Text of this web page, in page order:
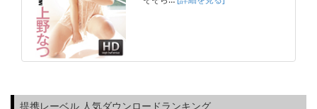
提携レーベル 人気ダウンロードランキング